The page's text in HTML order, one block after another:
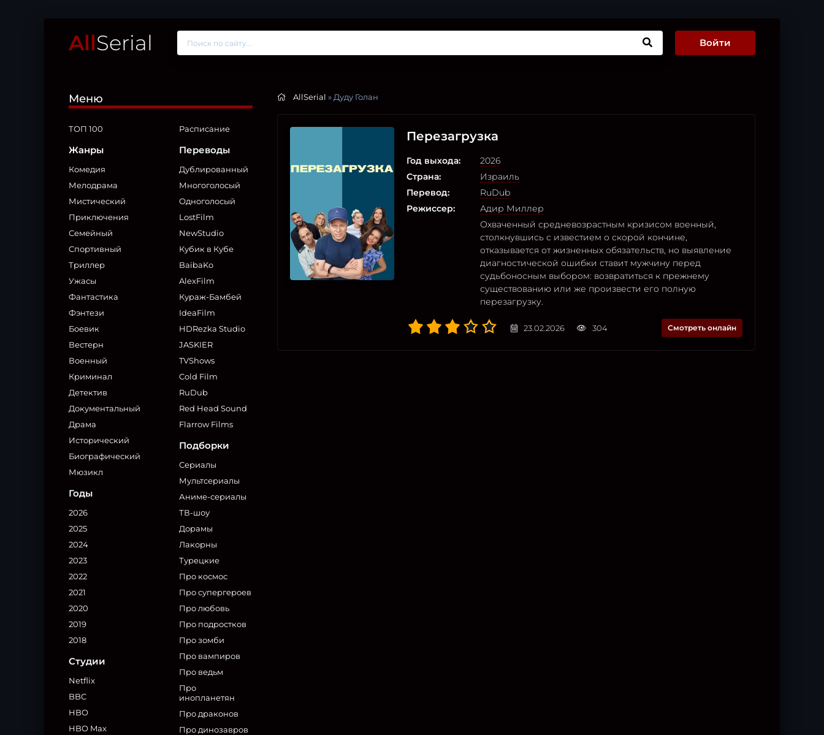
AllSerial Войти
Меню
ТОП 100
Жанры
Комедия
Мелодрама
Мистический
Приключения
Семейный
Спортивный
Триллер
Ужасы
Фантастика
Фэнтези
Боевик
Вестерн
Военный
Криминал
Детектив
Документальный
Драма
Исторический
Биографический
Мюзикл
Годы
2026
2025
2024
2023
2022
2021
2020
2019
2018
Студии
Netflix
BBC
HBO
HBO Max
Расписание
Переводы
Дублированный
Многоголосый
Одноголосый
LostFilm
NewStudio
Кубик в Кубе
BaibaKo
AlexFilm
Кураж-Бамбей
IdeaFilm
HDRezka Studio
JASKIER
TVShows
Cold Film
RuDub
Red Head Sound
Flarrow Films
Подборки
Сериалы
Мультсериалы
Аниме-сериалы
ТВ-шоу
Дорамы
Лакорны
Турецкие
Про космос
Про супергероев
Про любовь
Про подростков
Про зомби
Про вампиров
Про ведьм
Про
инопланетян
Про драконов
Про динозавров
AllSerial » Дуду Голан
Перезагрузка
Год выхода:
2026
Страна:
Израиль
Перевод:
RuDub
Режиссер:
Адир Миллер
Охваченный средневозрастным кризисом военный,
столкнувшись с известием о скорой кончине,
отказывается от жизненных обязательств, но выявление
диагностической ошибки ставит мужчину перед
судьбоносным выбором: возвратиться к прежнему
существованию или же произвести его полную
перезагрузку.
23.02.2026 304 Смотреть онлайн